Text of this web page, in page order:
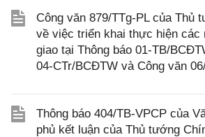
Công văn 879/TTg-PL của Thủ
về việc triển khai thực hiện các
giao tại Thông báo 01-TB/
04-CTr/BCĐTW và Công văn
Thông báo 404/TB-VPCP của
phủ kết luận của Thủ tướng